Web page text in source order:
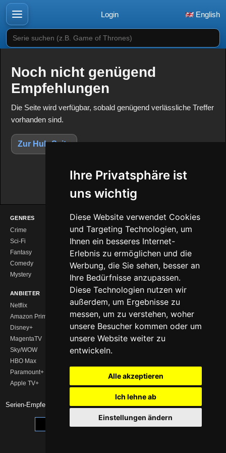
Ihre Privatsphäre ist
uns wichtig
Diese Website verwendet Cookies
und Targeting Technologien, um
Ihnen ein besseres Internet-
Erlebnis zu ermöglichen und die
Werbung, die Sie sehen, besser an
Ihre Bedürfnisse anzupassen.
Diese Technologien nutzen wir
außerdem, um Ergebnisse zu
messen, um zu verstehen, woher
unsere Besucher kommen oder um
unsere Website weiter zu
entwickeln.
Alle akzeptieren
Ich lehne ab
Einstellungen ändern
Login English
Serie suchen (z.B. Game of Thrones)
Noch nicht genügend
Empfehlungen
Die Seite wird verfügbar, sobald genügend verlässliche Treffer
vorhanden sind.
Zur Hub-Seite
GENRES
Crime
Sci-Fi
Fantasy
Comedy
Mystery
Drama
Action
Horror
Romance
Geheimtipps
ANBIETER
Netflix
Amazon Prime
Disney+
MagentaTV
Sky/WOW
HBO Max
Paramount+
Apple TV+
ENTDECKEN
Serien Charts
Neue Serien
Serien-Kalender
Streaming-Vergleich
Watchlist
Serien-Empfehlungen 2026 -Impressum|Datenschutz
Cookie-Einstellungen anpassen